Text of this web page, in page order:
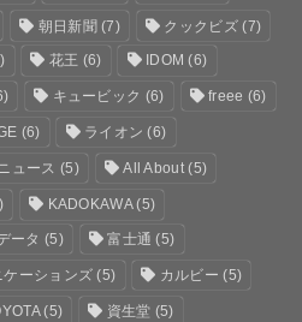
朝日新聞(7) クックビズ(7)
花王 (6) IDOM (6)
キュービック (6) freee (6)
(6) ライオン (6)
ュース (5) All About(5)
KADOKAWA(5)
ータ (5) 富士通 (5)
ーションズ (5) カルビー (5)
(5) 資生堂 (5)